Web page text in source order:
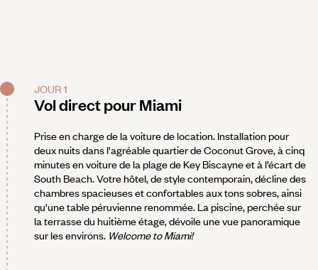
JOUR 1
Vol direct pour Miami
Prise en charge de la voiture de location. Installation pour
deux nuits dans l'agréable quartier de Coconut Grove, à cinq
minutes en voiture de la plage de Key Biscayne et à l’écart de
South Beach. Votre hôtel, de style contemporain, décline des
chambres spacieuses et confortables aux tons sobres, ainsi
qu'une table péruvienne renommée. La piscine, perchée sur
la terrasse du huitième étage, dévoile une vue panoramique
sur les environs. Welcome to Miami!